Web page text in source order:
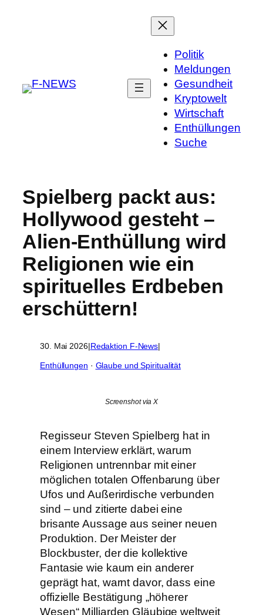
Politik
Meldungen
Gesundheit
Kryptowelt
Wirtschaft
Enthüllungen
Suche
Spielberg packt aus:
Hollywood gesteht –
Alien-Enthüllung wird
Religionen wie ein
spirituelles Erdbeben
erschüttern!
30. Mai 2026|Redaktion F-News|
Enthüllungen · Glaube und Spiritualität
Screenshot via X
Regisseur Steven Spielberg hat in
einem Interview erklärt, warum
Religionen untrennbar mit einer
möglichen totalen Offenbarung über
Ufos und Außerirdische verbunden
sind – und zitierte dabei eine
brisante Aussage aus seiner neuen
Produktion. Der Meister der
Blockbuster, der die kollektive
Fantasie wie kaum ein anderer
geprägt hat, warnt davor, dass eine
offizielle Bestätigung „höherer
Wesen“ Milliarden Gläubige weltweit